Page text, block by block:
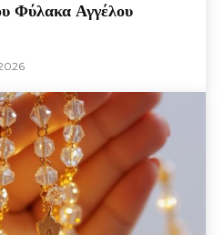
Φύλακα Αγγέλου